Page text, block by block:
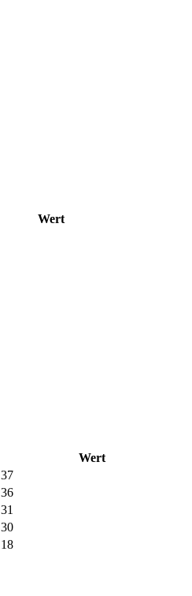
Wert
Wert
37
36
31
30
18